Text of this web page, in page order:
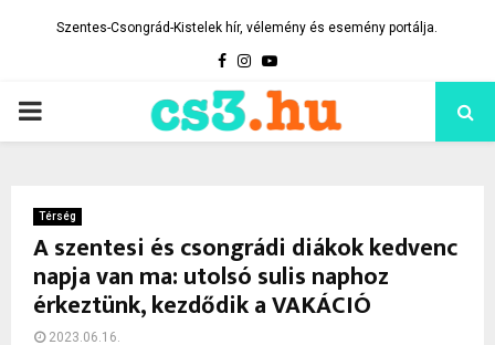
Szentes-Csongrád-Kistelek hír, vélemény és esemény portálja.
Facebook
Instagram
Youtube
PRIMARY
Térség
A szentesi és csongrádi diákok kedvenc
napja van ma: utolsó sulis naphoz
érkeztünk, kezdődik a VAKÁCIÓ
2023.06.16.